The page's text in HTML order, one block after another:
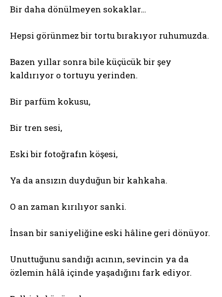
Bir daha dönülmeyen sokaklar…
Hepsi görünmez bir tortu bırakıyor ruhumuzda.
Bazen yıllar sonra bile küçücük bir şey
kaldırıyor o tortuyu yerinden.
Bir parfüm kokusu,
Bir tren sesi,
Eski bir fotoğrafın köşesi,
Ya da ansızın duyduğun bir kahkaha.
O an zaman kırılıyor sanki.
İnsan bir saniyeliğine eski hâline geri dönüyor.
Unuttuğunu sandığı acının, sevincin ya da
özlemin hâlâ içinde yaşadığını fark ediyor.